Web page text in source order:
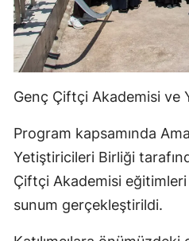
Genç Çiftçi Akademisi ve
Program kapsamında
Yetiştiricileri Birliği
Çiftçi Akademisi eğitimleri
sunum gerçekleştirildi.